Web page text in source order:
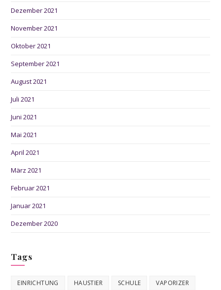
Dezember 2021
November 2021
Oktober 2021
September 2021
August 2021
Juli 2021
Juni 2021
Mai 2021
April 2021
März 2021
Februar 2021
Januar 2021
Dezember 2020
Tags
EINRICHTUNG HAUSTIER SCHULE VAPORIZER